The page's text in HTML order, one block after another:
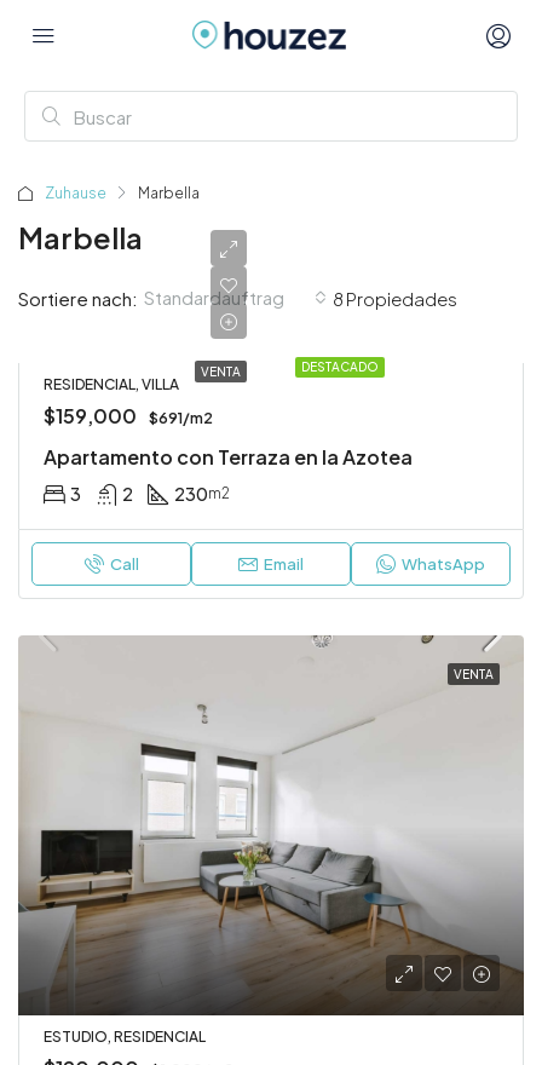
Zuhause Marbella
Marbella
8 Propiedades
Sortiere nach: Standardauftrag
DESTACADO
VENTA
RESIDENCIAL, VILLA
$159,000 $691/m2
Apartamento con Terraza en la Azotea
3 2 230m2
Call Email WhatsApp
VENTA
ESTUDIO, RESIDENCIAL